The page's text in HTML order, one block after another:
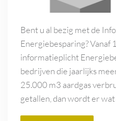
Bent u al bezig met de
Energiebesparing? Vanaf
informatieplicht
bedrijven die jaarlijks
25.000 m3 aardgas
getallen, dan wordt er